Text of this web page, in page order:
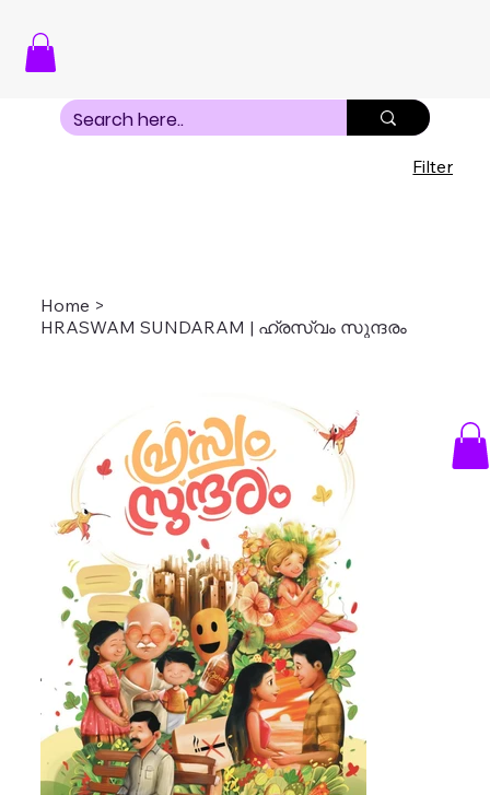
Home >
HRASWAM SUNDARAM | ഹ്രസ്വം സുന്ദരം
Filter